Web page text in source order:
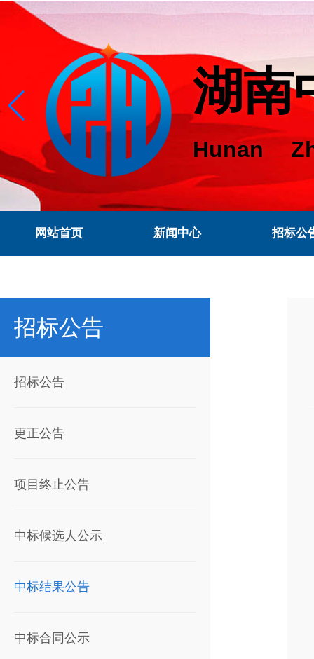
湖南
Hunan
网站首页 新闻中心 招标公
招标公告
招标公告
更正公告
项目终止公告
中标候选人公示
中标结果公告
中标合同公示